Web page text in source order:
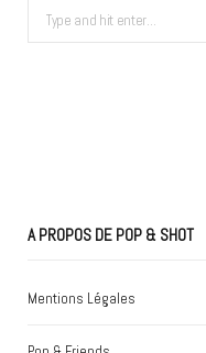
Search
for:
A PROPOS DE POP & SHOT
Mentions Légales